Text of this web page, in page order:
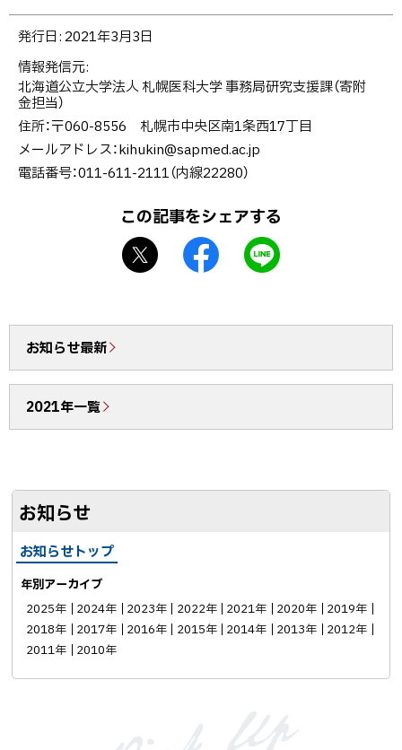
ト
プ
に
戻
る
発行日: 2021年3月3日
情報発信元
北海道公立大学法人 札幌医科大学 事務局研究支援課（寄附
金担当）
住所：〒060-8556 札幌市中央区南1条西17丁目
メールアドレス：kihukin@sapmed.ac.jp
電話番号：011-611-2111（内線22280）
この記事をシェアする
o
o
シ
送
る
お知らせ最新
2021年一覧
お知らせ
お知らせトップ
年別アーカイブ
2025年
2024年 2023年 2022年 2021年 2020年
2019年
2018年
2017年 2016年 2015年 2014年 2013年
2012年
2011年
2010年